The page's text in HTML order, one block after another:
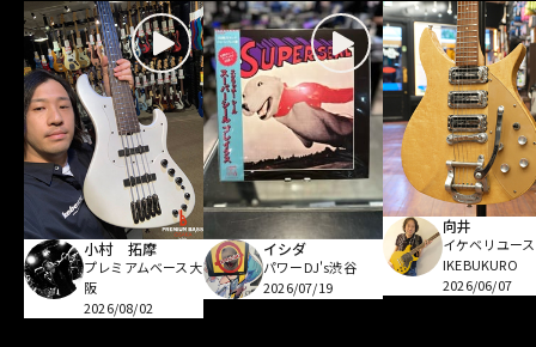
小村 拓摩
プレミアムベース大
阪
2026/08/02
イシダ
パワーDJ's渋谷
2026/07/19
向井
イケベリユース
IKEBUKURO
2026/06/07